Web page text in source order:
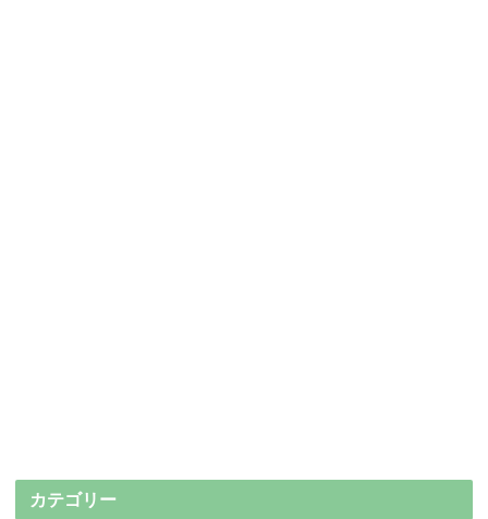
カテゴリー